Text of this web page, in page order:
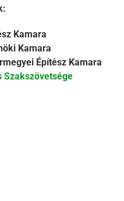
Kamara
Kamara
Építész Kamara
Szakszövetsége